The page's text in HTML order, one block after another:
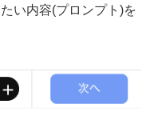
い内容(プロンプト)を